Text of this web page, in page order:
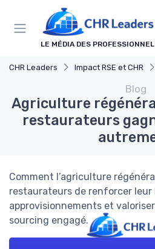
LE MÉDIA DES
CHR Leaders Impact RSE et CHR
Blog
Agriculture
restaurateurs
Comment l’agriculture
restaurateurs de renforcer leur
approvisionnements et
sourcing engagé.
Panneau de gestion des cookies